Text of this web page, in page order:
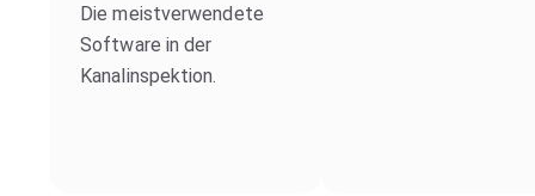
Die meistverwendete
Software in der
Kanalinspektion.